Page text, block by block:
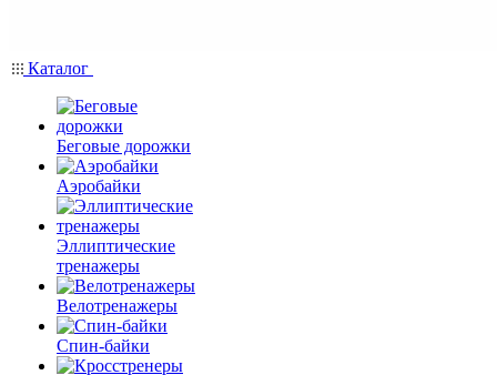
Каталог
Беговые дорожки
Аэробайки
Эллиптические
тренажеры
Велотренажеры
Спин-байки